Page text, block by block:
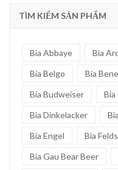
TÌM KIẾM SẢN PHẨM
Bia Abbaye Bia
Bia Belgo
Bia
Bia Budweiser
Bia
Bia Dinkelacker
Bia Engel
Bia
Bia Gau Bear Beer